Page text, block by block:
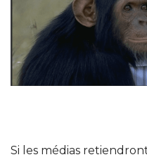
Si les médias